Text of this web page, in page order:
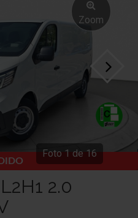
Zoom
Foto 1 de 16
L2H1 2.0